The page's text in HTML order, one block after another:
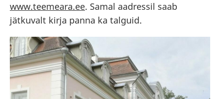
www.teemeara.ee. Samal aadressil saab
jätkuvalt kirja panna ka talguid.